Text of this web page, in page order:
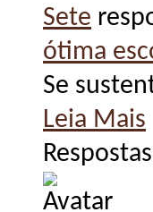
Sete
ótima
Se
Leia Mais